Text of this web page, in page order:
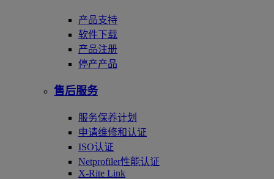
产品支持
软件下载
产品注册
停产产品
售后服务
服务保养计划
申请维修和认证
ISO认证
Netprofiler性能认证
X-Rite Link